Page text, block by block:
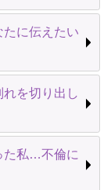
たに伝えたい
を切り出し
た私…不倫に